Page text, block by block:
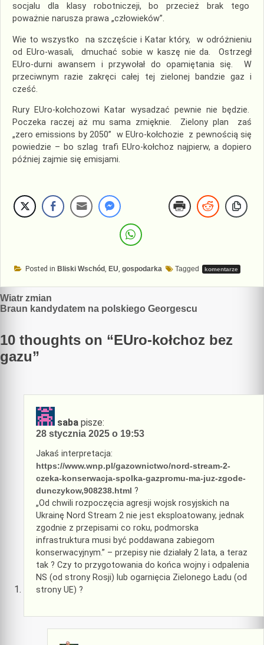
socjalu dla klasy robotniczeji, bo przecież brak tego
poważnie narusza prawa „człowieków”.
Wie to wszystko na szczęście i Katar który, w odróżnieniu
od EUro-wasali, dmuchać sobie w kaszę nie da. Ostrzegł
EUro-durni awansem i przywołał do opamiętania się. W
przeciwnym razie zakręci całej tej zielonej bandzie gaz i
cześć.
Rury EUro-kołchozowi Katar wysadzać pewnie nie będzie.
Poczeka raczej aż mu sama zmięknie. Zielony plan zaś
„zero emissions by 2050” w EUro-kołchozie z pewnością się
powiedzie – bo szlag trafi EUro-kołchoz najpierw, a dopiero
później zajmie się emisjami.
Posted in Bliski Wschód, EU, gospodarka Tagged komentarze
Nawigacja
wpisu
Wiatr zmian
Braun kandydatem na polskiego Georgescu
10 thoughts on “EUro-kołchoz bez
gazu”
saba pisze:
28 stycznia 2025 o 19:53
Jakaś interpretacja:
https://www.wnp.pl/gazownictwo/nord-stream-2-
czeka-konserwacja-spolka-gazpromu-ma-juz-zgode-
dunczykow,908238.html ?
„Od chwili rozpoczęcia agresji wojsk rosyjskich na
Ukrainę Nord Stream 2 nie jest eksploatowany, jednak
zgodnie z przepisami co roku, podmorska
infrastruktura musi być poddawana zabiegom
konserwacyjnym.” – przepisy nie działały 2 lata, a teraz
tak ? Czy to przygotowania do końca wojny i odpalenia
NS (od strony Rosji) lub ogarnięcia Zielonego Ładu (od
strony UE) ?